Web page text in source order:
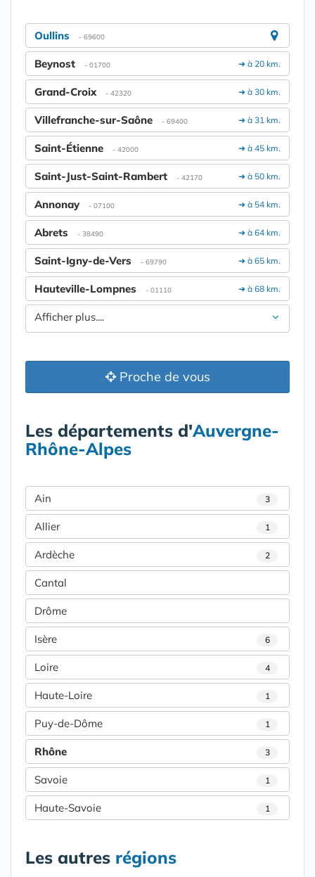
Oullins - 69600
➔ à 20 km.
Beynost - 01700
➔ à 30 km.
Grand-Croix - 42320
➔ à 31 km.
Villefranche-sur-Saône - 69400
➔ à 45 km.
Saint-Étienne - 42000
➔ à 50 km.
Saint-Just-Saint-Rambert - 42170
➔ à 54 km.
Annonay - 07100
➔ à 64 km.
Abrets - 38490
➔ à 65 km.
Saint-Igny-de-Vers - 69790
➔ à 68 km.
Hauteville-Lompnes - 01110
Afficher plus....
Proche de vous
Les départements d'Auvergne-
Rhône-Alpes
Ain 3
Allier 1
Ardèche 2
Cantal
Drôme
Isère 6
Loire 4
Haute-Loire 1
Puy-de-Dôme 1
Rhône 3
Savoie 1
Haute-Savoie 1
Les autres régions